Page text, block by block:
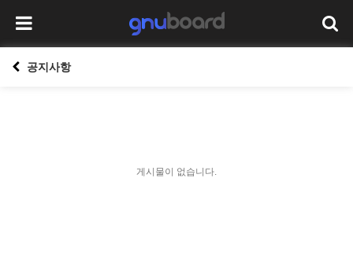
공지사항
게시물이 없습니다.